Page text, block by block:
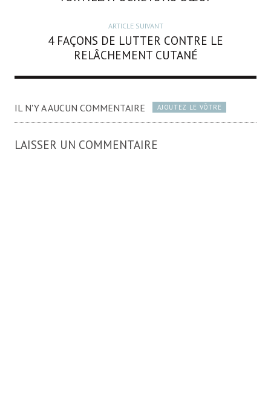
ARTICLE SUIVANT
4 FAÇONS DE LUTTER CONTRE LE
RELÂCHEMENT CUTANÉ
IL N'Y A AUCUN COMMENTAIRE AJOUTEZ LE VÔTRE
LAISSER UN COMMENTAIRE